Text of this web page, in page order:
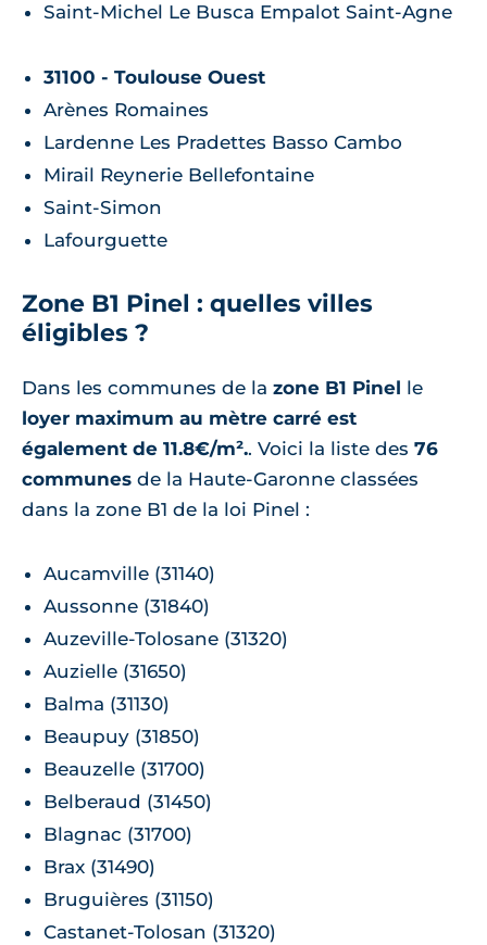
Saint-Michel Le Busca Empalot Saint-Agne
31100 - Toulouse Ouest
Arènes Romaines
Lardenne Les Pradettes Basso Cambo
Mirail Reynerie Bellefontaine
Saint-Simon
Lafourguette
Zone B1 Pinel : quelles villes
éligibles ?
Dans les communes de la zone B1 Pinel le
loyer maximum au mètre carré est
également de 11.8€/m².. Voici la liste des 76
communes de la Haute-Garonne classées
dans la zone B1 de la loi Pinel :
Aucamville (31140)
Aussonne (31840)
Auzeville-Tolosane (31320)
Auzielle (31650)
Balma (31130)
Beaupuy (31850)
Beauzelle (31700)
Belberaud (31450)
Blagnac (31700)
Brax (31490)
Bruguières (31150)
Castanet-Tolosan (31320)